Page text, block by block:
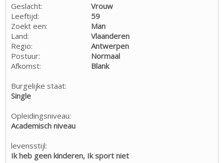
Geslacht:
Vrouw
Leeftijd:
59
Zoekt een:
Man
Land:
Vlaanderen
Regio:
Antwerpen
Postuur:
Normaal
Afkomst:
Blank
Burgelijke staat:
Single
Opleidingsniveau:
Academisch niveau
levensstijl:
Ik heb geen kinderen, Ik sport niet